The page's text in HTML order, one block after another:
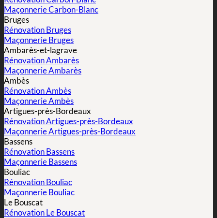
Maçonnerie Carbon-Blanc
Bruges
Rénovation Bruges
Maçonnerie Bruges
Ambarès-et-lagrave
Rénovation Ambarès
Maçonnerie Ambarès
Ambès
Rénovation Ambès
Maçonnerie Ambès
Artigues-près-Bordeaux
Rénovation Artigues-près-Bordeaux
Maçonnerie Artigues-près-Bordeaux
Bassens
Rénovation Bassens
Maçonnerie Bassens
Bouliac
Rénovation Bouliac
Maçonnerie Bouliac
Le Bouscat
Rénovation Le Bouscat